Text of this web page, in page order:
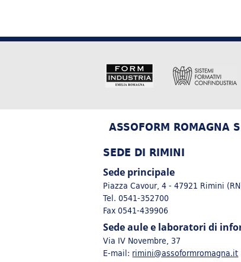
ASSOFORM ROMAGNA
SEDE DI RIMINI
Sede principale
Piazza Cavour, 4 - 47921 Rimini
Tel. 0541-352700
Fax 0541-439906
Sede aule e laboratori di
Via IV Novembre, 37
E-mail: rimini@assoformromagna.it